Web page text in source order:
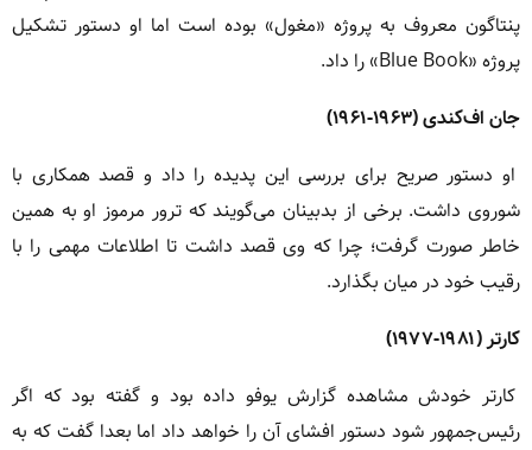
پنتاگون معروف به پروژه «مغول» بوده است اما او دستور تشکیل
پروژه «Blue Book» را داد.
جان اف‌کندی (۱۹۶۳-۱۹۶۱)
او دستور صریح برای بررسی این پدیده را داد و قصد همکاری با
شوروی داشت. برخی از بدبینان می‌گویند که ترور مرموز او به همین
خاطر صورت گرفت؛ چرا که وی قصد داشت تا اطلاعات مهمی را با
رقیب خود در میان بگذارد.
کارتر (۱۹۸۱-۱۹۷۷)
کارتر خودش مشاهده گزارش یوفو داده بود و گفته بود که اگر
رئیس‌جمهور شود دستور افشای آن را خواهد داد اما بعدا گفت که به